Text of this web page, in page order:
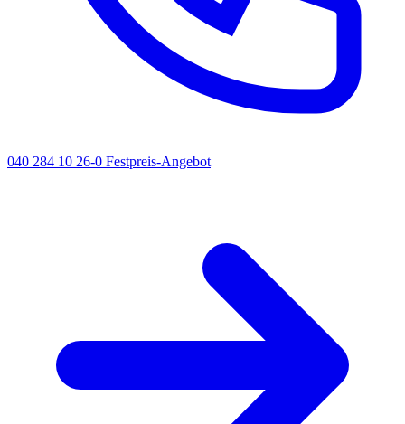
040 284 10 26-0 Festpreis-Angebot